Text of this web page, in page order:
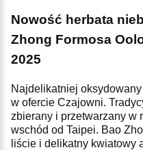
Nowość herbata
Zhong Formosa
2025
Najdelikatniej
w ofercie Czajowni.
zbierany i przetwarzany w
wschód od Taipei. Bao
liście i delikatny kwiatowy